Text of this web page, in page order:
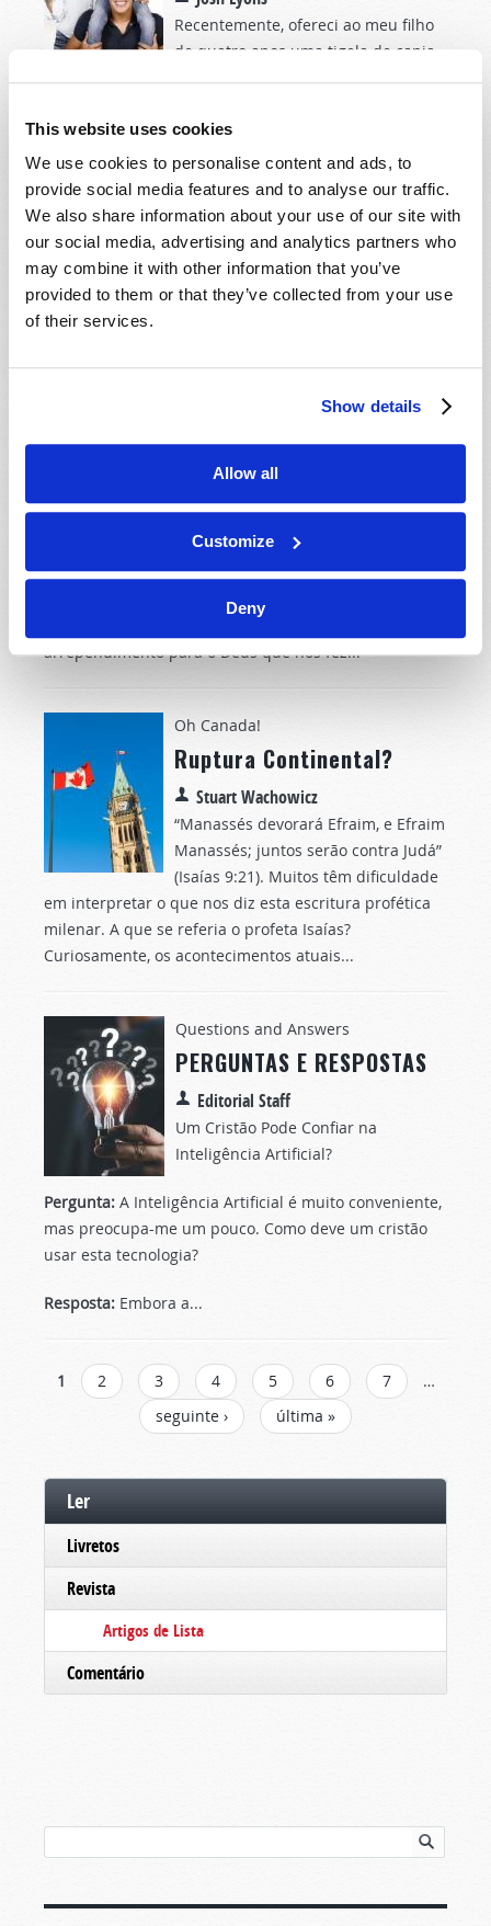
This website uses cookies
We use cookies to personalise content and ads, to
provide social media features and to analyse our traffic.
We also share information about your use of our site with
our social media, advertising and analytics partners who
may combine it with other information that you’ve
provided to them or that they’ve collected from your use
of their services.
Show details
Allow all
Customize
Deny
Recentemente, ofereci ao meu filho
de quatro anos uma tigela de canja
de galinha com massa para o almoço — as sobras da
sua frente, perguntou sinceramente: "Papá, esta é a
minha sopa do ano...
Watch and Warn
Notícias em Destaque
Editorial Staff
De 1776 a 2026
Os Estados Unidos estão a celebrar o
seu 250º aniversário, e tem sido uma
viagem e tanto. Mas quantos mais
aniversários irão desfrutar? Não muitos, lamento dizer
arrependimento para o Deus que nos fez...
Oh Canada!
Ruptura Continental?
Stuart Wachowicz
“Manassés devorará Efraim, e Efraim
Manassés; juntos serão contra Judá”
(Isaías 9:21). Muitos têm dificuldade
em interpretar o que nos diz esta escritura profética
milenar. A que se referia o profeta Isaías?
Curiosamente, os acontecimentos atuais...
Questions and Answers
PERGUNTAS E RESPOSTAS
Editorial Staff
Um Cristão Pode Confiar na
Inteligência Artificial?
Pergunta: A Inteligência Artificial é muito conveniente,
mas preocupa-me um pouco. Como deve um cristão
usar esta tecnologia?
Resposta: Embora a...
Páginas
1 2 3 4 5 6 7
…
seguinte ›
última »
Ler
Livretos
Revista
Artigos de Lista
Comentário